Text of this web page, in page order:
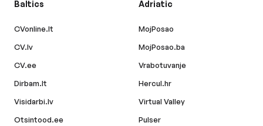
Baltics
CVonline.lt
CV.lv
CV.ee
Dirbam.lt
Visidarbi.lv
Otsintood.ee
Adriatic
MojPosao
MojPosao.ba
Vrabotuvanje
Hercul.hr
Virtual Valley
Pulser